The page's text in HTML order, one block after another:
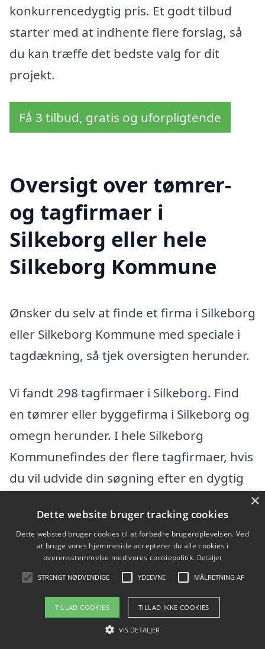
konkurrencedygtig pris. Et godt tilbud
starter med at indhente flere forslag, så
du kan træffe det bedste valg for dit
projekt.
Få 3 tilbud, gratis og uforpligtende
Oversigt over tømrer-
og tagfirmaer i
Silkeborg eller hele
Silkeborg Kommune
Ønsker du selv at finde et firma i Silkeborg
eller Silkeborg Kommune med speciale i
tagdækning, så tjek oversigten herunder.
Vi fandt 298 tagfirmaer i Silkeborg. Find
en tømrer eller byggefirma i Silkeborg og
omegn herunder. I hele Silkeborg
Kommunefindes der flere tagfirmaer, hvis
du vil udvide din søgning efter en dygtig
3SH v/Bo Ross Mogensen
Lysbrolysningen 12, 8600 Silkeborg
Ansatte: 0
Startdato: 01. januar 2003,
Virksomhedsform:
×
Dette website bruger tracking cookies
Dette websted bruger cookies til at forbedre brugeroplevelsen. Ved
at bruge vores hjemmeside accepterer du alle cookies i
overensstemmelse med vores cookiepolitik. Detaljer
STRENGT NØDVENDIGE YDEEVNE MÅLRETNING AF
TILLAD COOKIES TILLAD IKKE COOKIES
VIS DETALJER